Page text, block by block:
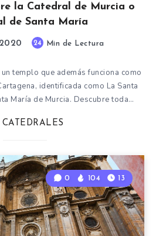
la Catedral de Murcia o
de Santa María
24 Min de Lectura
templo que además funciona como
identificada como La Santa
María de Murcia. Descubre toda…
CATEDRALES
0 104 13